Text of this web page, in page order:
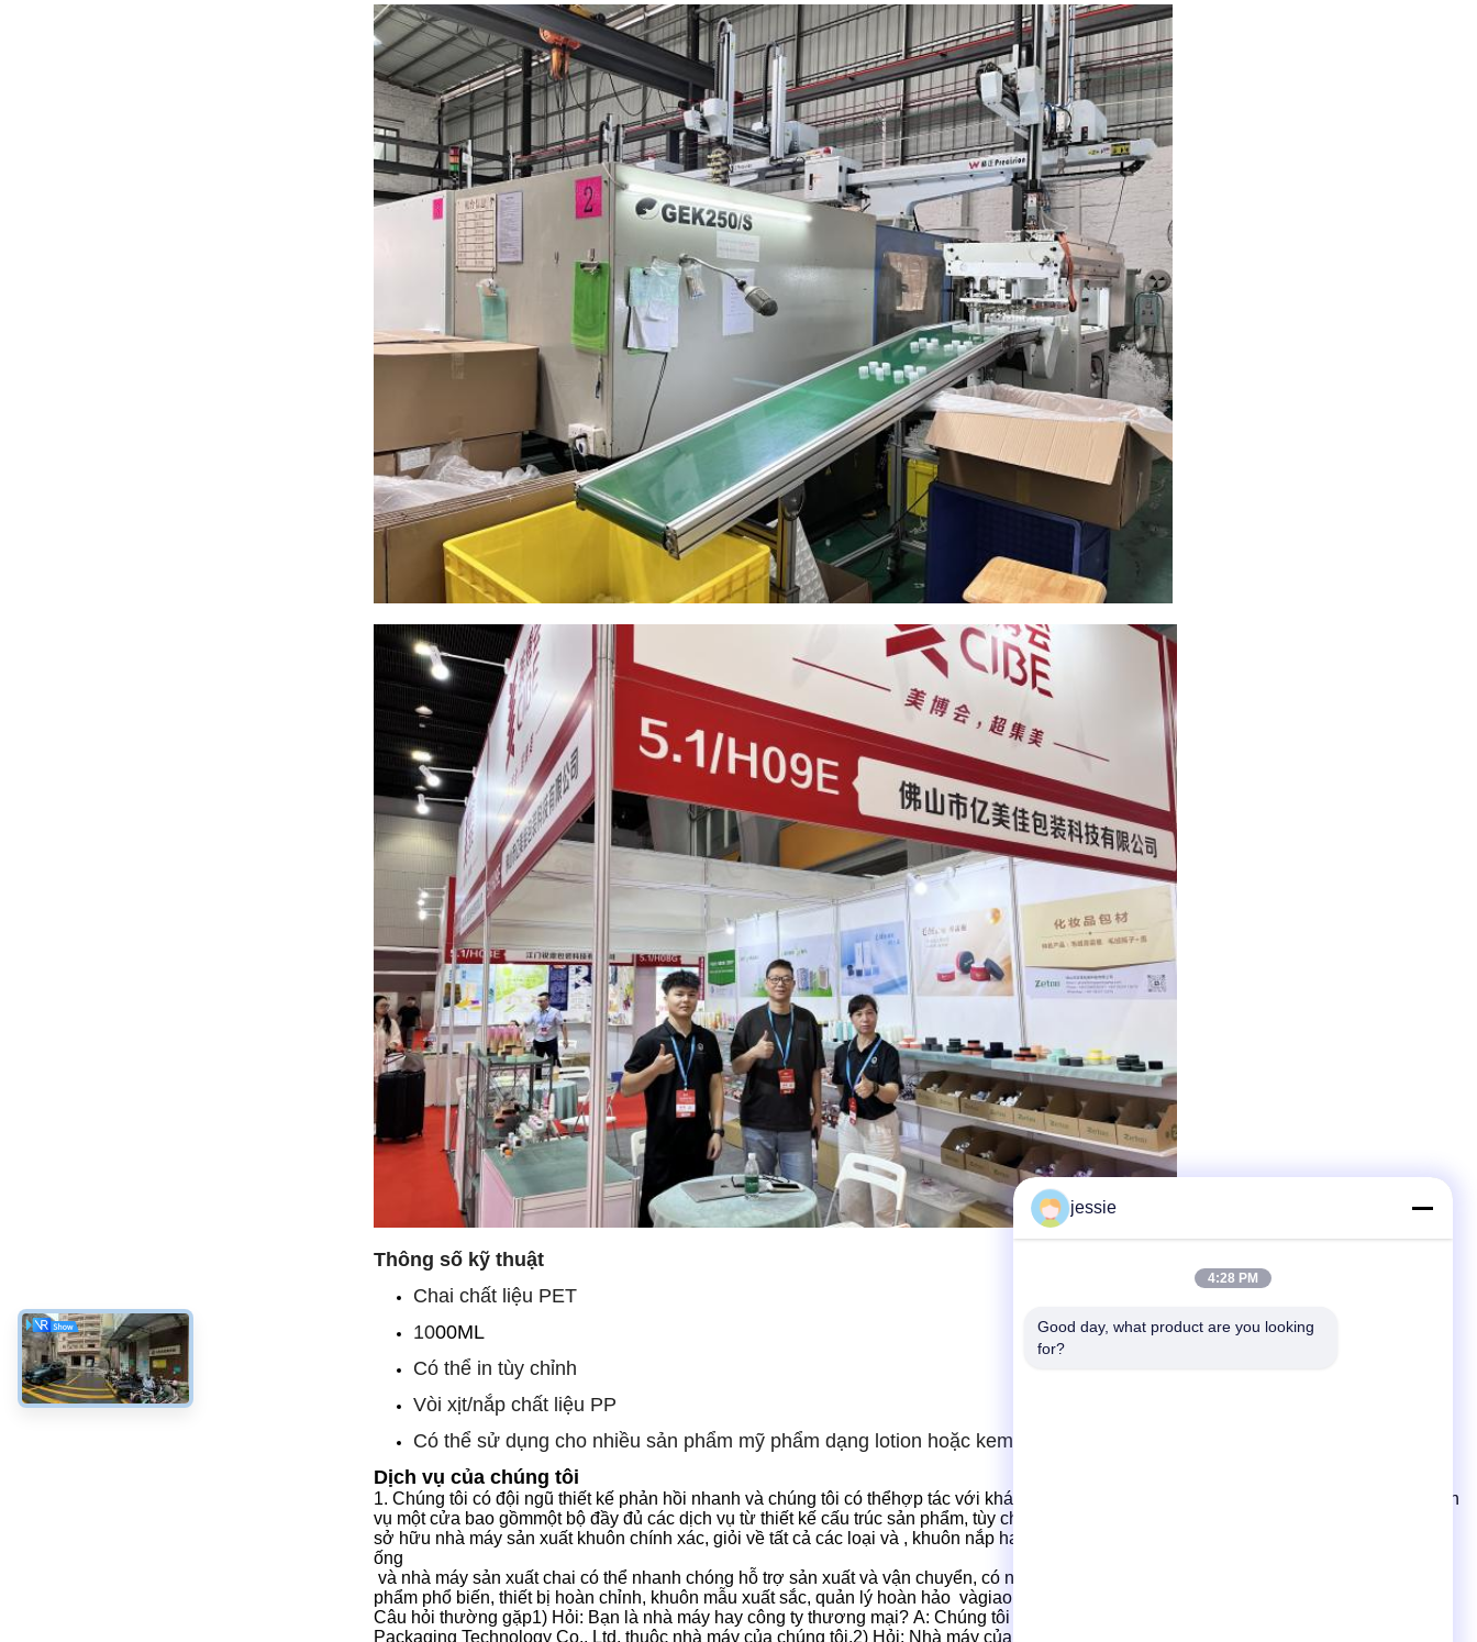
Thông số kỹ thuật
Chai chất liệu PET
1000ML
Có thể in tùy chỉnh
Vòi xịt/nắp chất liệu PP
Có thể sử dụng cho nhiều sản phẩm mỹ phẩm dạng lotion hoặc kem
Dịch vụ của chúng tôi
1. Chúng tôi có đội ngũ thiết kế phản hồi nhanh và chúng tôi có thểhợp tác với khách hàng để phát triển và thiết kế sản phẩm, cung cấp
dịch
vụ một cửa bao gồmmột bộ đầy đủ các dịch vụ từ thiết kế cấu trúc sản phẩm, tùy chỉnh khuôn riêng, sản xuất và vận chuyển.
sở hữu nhà máy sản xuất khuôn chính xác, giỏi về tất cả các loại và , khuôn nắp hai màu
ống
và nhà máy sản xuất chai có thể nhanh chóng hỗ trợ sản xuấtvà vận chuyển, có năng lực sản xuất mạnh mẽ
phẩm phổ biến, thiết bị hoàn chỉnh, khuôn mẫu xuất sắc, quản lý hoàn hảo vàgiao hàng nhanh chóng.
Câu hỏi thường gặp1) Hỏi: Bạn là nhà máy hay công ty thương mại? A: Chúng tôi là nhà sản xuất có bộ phận xuất khẩu, Foshan Zetoo
Packaging Technology Co., Ltd. thuộc nhà máy của chúng tôi.2) Hỏi: Nhà máy của bạn ở đâu? Làm thế nào tôi có thể đến đó?
jessie
4:28 PM
Good day, what product are you looking
for?